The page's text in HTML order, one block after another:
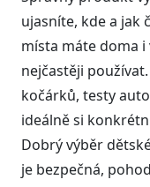
ujasníte, kde a jak
místa máte doma
nejčastěji
kočárků, testy
ideálně si
Dobrý výběr
je bezpečná,